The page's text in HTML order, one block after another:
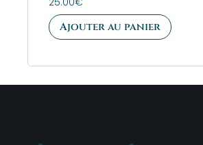
5.00
sur 5
Ajouter au panier